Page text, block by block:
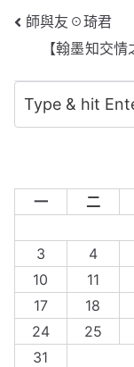
文
導
覽
師與友☉琦君
【翰墨知交
一
二
3
4
10
11
17
18
24
25
31